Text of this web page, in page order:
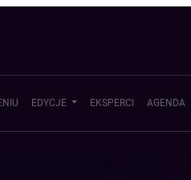
EDYCJE EKSPERCI AGENDA